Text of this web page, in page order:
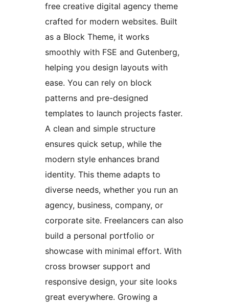
free creative digital agency theme
crafted for modern websites. Built
as a Block Theme, it works
smoothly with FSE and Gutenberg,
helping you design layouts with
ease. You can rely on block
patterns and pre-designed
templates to launch projects faster.
A clean and simple structure
ensures quick setup, while the
modern style enhances brand
identity. This theme adapts to
diverse needs, whether you run an
agency, business, company, or
corporate site. Freelancers can also
build a personal portfolio or
showcase with minimal effort. With
cross browser support and
responsive design, your site looks
great everywhere. Growing a